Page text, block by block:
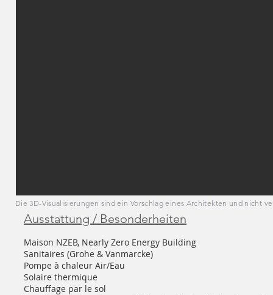
Die 3D-Visualisierungen sind ein Vorschlag eines Architekten und nicht
Ausstattung / Besonderheiten
Maison NZEB, Nearly Zero Energy Building
Sanitaires (Grohe & Vanmarcke)
Pompe à chaleur Air/Eau
Solaire thermique
Chauffage par le sol